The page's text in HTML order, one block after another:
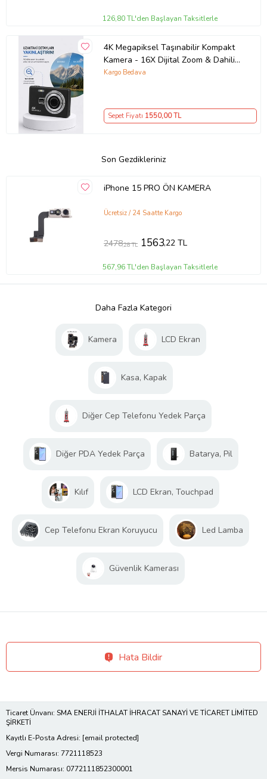
126,80 TL'den Başlayan Taksitlerle
4K Megapiksel Taşınabilir Kompakt
Kamera - 16X Dijital Zoom & Dahili
Flaş
Kargo Bedava
Sepet Fiyatı 1550,00 TL
Son Gezdikleriniz
iPhone 15 PRO ÖN KAMERA
Ücretsiz / 24 Saatte Kargo
2478,28 TL 1563,22 TL
567,96 TL'den Başlayan Taksitlerle
Daha Fazla Kategori
Kamera LCD Ekran
Kasa, Kapak
Diğer Cep Telefonu Yedek Parça
Diğer PDA Yedek Parça Batarya, Pil
Kılıf LCD Ekran, Touchpad
Cep Telefonu Ekran Koruyucu Led Lamba
Güvenlik Kamerası
Hata Bildir
Ticaret Ünvanı: SMA ENERJİ İTHALAT İHRACAT SANAYİ VE TİCARET LİMİTED
ŞİRKETİ
Kayıtlı E-Posta Adresi: [email protected]
Vergi Numarası: 7721118523
Mersis Numarası: 0772111852300001